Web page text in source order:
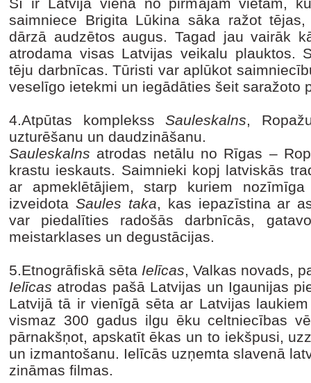
saimniece Brigita Lūkina sāka ražot
dārzā audzētos augus. Tagad jau vairāk
atrodama visas Latvijas veikalu plauktos.
tēju darbnīcas. Tūristi var aplūkot
veselīgo ietekmi un iegādāties šeit saražoto
4.Atpūtas komplekssSauleskalns,
uzturēšanu un daudzināšanu.
Sauleskalns atrodas netālu no Rīgas –
krastu ieskauts. Saimnieki kopj latviskās
ar apmeklētājiem, starp kuriem
izveidota Saules taka, kas iepazīstina ar
var piedalīties radošās darbnīcās,
meistarklases un degustācijas.
5.Etnogrāfiskā sēta Ielīcas, Valkas novads,
Ielīcas atrodas pašā Latvijas un Igaunijas
Latvijā tā ir vienīgā sēta ar Latvijas
vismaz 300 gadus ilgu ēku celtniecības
pārnakšņot, apskatīt ēkas un to iekšpusi,
un izmantošanu. Ielīcās uzņemta slavenā
zināmas filmas.